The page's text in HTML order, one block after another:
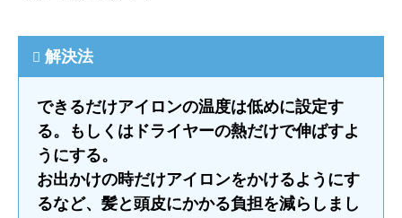
解決法
できるだけアイロンの温度は低めに設定す
る。もしくはドライヤーの熱だけで伸ばすよ
うにする。
お出かけの時だけアイロンをかけるようにす
るなど、髪と頭皮にかかる負担を減らしまし